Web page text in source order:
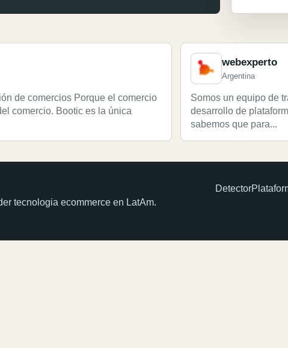
de comercios Porque el comercio
comercio. Bootic es la única
webexperto
Argentina
Somos un equipo de
desarrollo de
sabemos que para...
tecnologia ecommerce en LatAm.
Detector